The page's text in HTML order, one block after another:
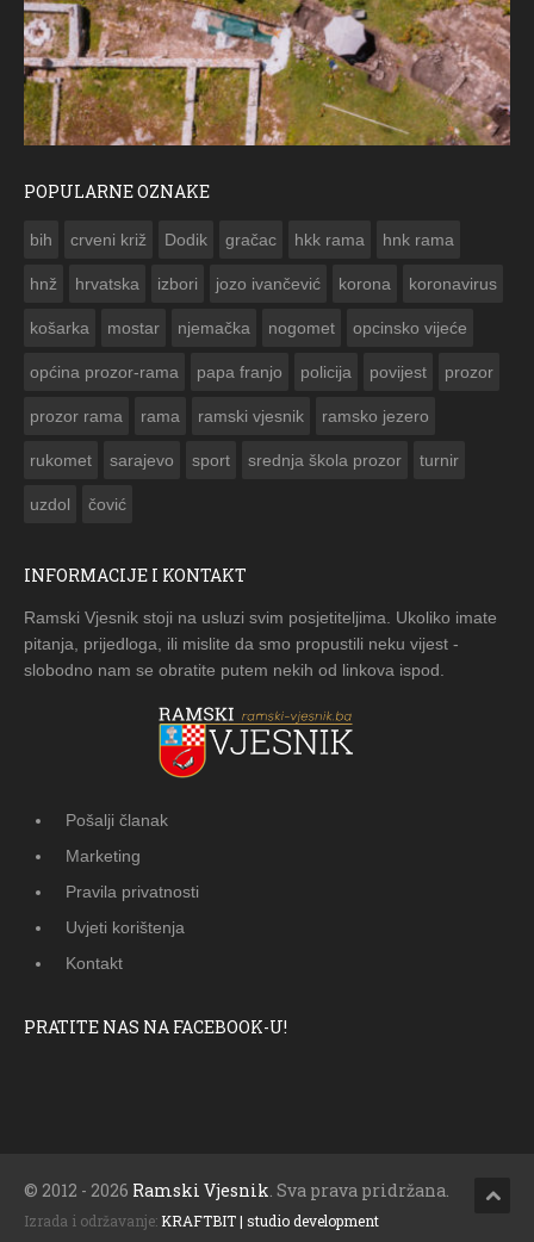
POPULARNE OZNAKE
bih crveni križ Dodik gračac hkk rama hnk rama
hnž hrvatska izbori jozo ivančević korona koronavirus
košarka mostar njemačka nogomet opcinsko vijeće
općina prozor-rama papa franjo policija povijest prozor
prozor rama rama ramski vjesnik ramsko jezero
rukomet sarajevo sport srednja škola prozor turnir
uzdol čović
INFORMACIJE I KONTAKT
Ramski Vjesnik stoji na usluzi svim posjetiteljima. Ukoliko imate
pitanja, prijedloga, ili mislite da smo propustili neku vijest -
slobodno nam se obratite putem nekih od linkova ispod.
Pošalji članak
Marketing
Pravila privatnosti
Uvjeti korištenja
Kontakt
PRATITE NAS NA FACEBOOK-U!
© 2012 - 2026 Ramski Vjesnik . Sva prava pridržana.
Izrada i održavanje: KRAFTBIT | studio development